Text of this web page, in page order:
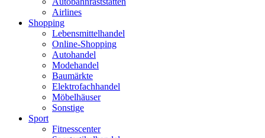
Airlines
Shopping
Lebensmittelhandel
Online-Shopping
Autohandel
Modehandel
Baumärkte
Elektrofachhandel
Möbelhäuser
Sonstige
Sport
Fitnesscenter